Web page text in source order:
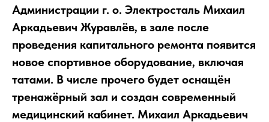
Администрации г. о. Электросталь Михаил
Аркадьевич Журавлёв, в зале после
проведения капитального ремонта появится
новое спортивное оборудование, включая
татами. В числе прочего будет оснащён
тренажёрный зал и создан современный
медицинский кабинет. Михаил Аркадьевич